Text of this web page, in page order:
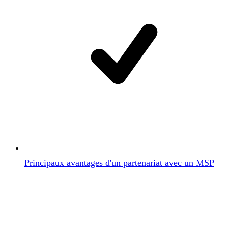
Principaux avantages d'un partenariat avec un MSP